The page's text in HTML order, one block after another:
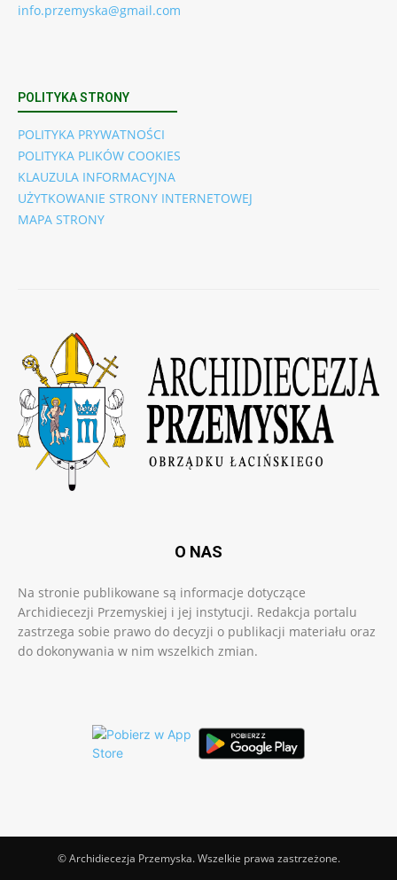
info.przemyska@gmail.com
POLITYKA STRONY
POLITYKA PRYWATNOŚCI
POLITYKA PLIKÓW COOKIES
KLAUZULA INFORMACYJNA
UŻYTKOWANIE STRONY INTERNETOWEJ
MAPA STRONY
O NAS
Na stronie publikowane są informacje dotyczące
Archidiecezji Przemyskiej i jej instytucji. Redakcja portalu
zastrzega sobie prawo do decyzji o publikacji materiału oraz
do dokonywania w nim wszelkich zmian.
© Archidiecezja Przemyska. Wszelkie prawa zastrzeżone.